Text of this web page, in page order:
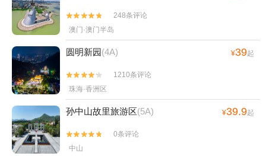


248条评论
澳门·澳门半岛
圆明新园(4A) ¥39起


1210条评论
珠海·香洲区
孙中山故里旅游区(5A) ¥39.9起


0条评论
中山